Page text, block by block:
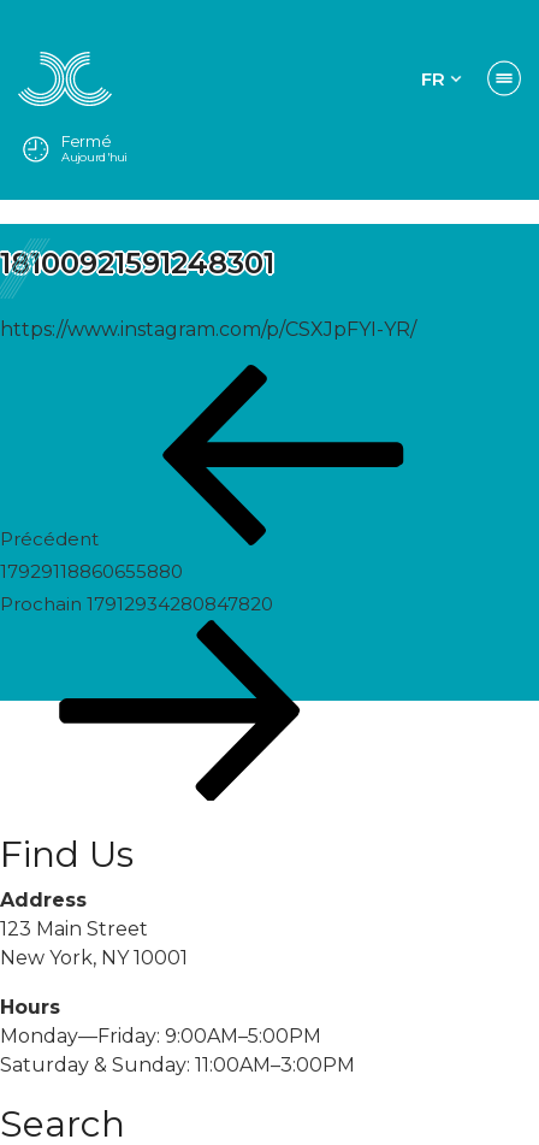
FR
Fermé
Aujourd'hui
18100921591248301
https://www.instagram.com/p/CSXJpFYI-YR/
Précédent
17929118860655880
Prochain
Prochain 17912934280847820
Find Us
Address
123 Main Street
New York, NY 10001
Hours
Monday—Friday: 9:00AM–5:00PM
Saturday & Sunday: 11:00AM–3:00PM
Search